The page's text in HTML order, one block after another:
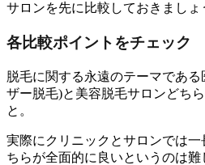
サロンを先に比較しておきましょ
各比較ポイントをチェック
脱毛に関する永遠のテーマであ
ザー脱毛)と美容脱毛サロンどち
と。
実際にクリニックとサロンでは
ちらが全面的に良いというのは難